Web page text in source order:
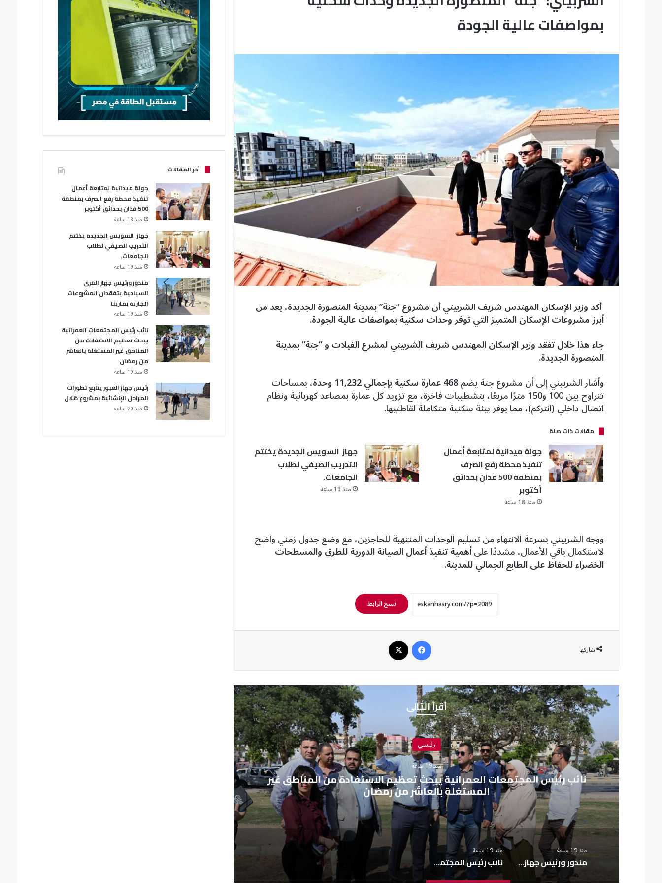
بمواصفات عالية الجودة
أكد وزير الإسكان المهندس شريف الشربينيأن مشروع “جنة” بمدينة المنصورة الجديدة، يعد من
أبرز مشروعات الإسكان المتميز التي توفر وحدات سكنية بمواصفات عالية الجودة.
جاء هذا خلال تفقد وزير الإسكان المهندس شريف الشربيني لمشرع الفيلات و “جنة” بمدينة
المنصورة الجديدة.
وأشار الشربيني إلى أن مشروع جنة يضم468 عمارة سكنية بإجمالي 11,232 وحدة ، بمساحات
تتراوح بين 100 و150 مترًا مربعًا، بتشطيبات فاخرة، مع تزويد كل عمارة بمصاعد كهربائية ونظام
اتصال داخلي (انتركم)، مما يوفر بيئة سكنية متكاملة لقاطنيها.
مقالات ذات صلة
جولة ميدانية لمتابعة أعمال
تنفيذ محطة رفع الصرف
بمنطقة 500 فدان بحدائق
أكتوبر
منذ 18 ساعة
جهاز السويس الجديدة يختتم
التدريب الصيفي لطلاب
الجامعات.
منذ 19 ساعة
ووجه الشربيني بسرعة الانتهاء من تسليم الوحدات المنتهية للحاجزين، مع وضع جدول زمني واضح
لاستكمال باقي الأعمال، مشددًا علىأهمية تنفيذ أعمال الصيانة الدورية للطرق والمسطحات
الخضراء للحفاظ على الطابع الجمالي للمدينة.
نسخ الرابط
شاركها
أقرأ التالي
رئيسي
منذ 19 ساعة
نائب رئيس المجتمعات العمرانية يبحث تعظيم الاستفادة من المناطق غير
المستغلة بالعاشر من رمضان
منذ 19 ساعة
مندور ورئيس جهاز القرى السياحية يتفقدان المشروعات الجارية بمارينا
منذ 19 ساعة
نائب رئيس المجتمعات العمرانية يبحث تعظيم الاستفادة من المناطق غير المستغلة بالعاشر من رمضان
أخر المقالات
جولة ميدانية لمتابعة أعمال
تنفيذ محطة رفع الصرف بمنطقة
500 فدان بحدائق أكتوبر
منذ 18 ساعة
جهاز السويس الجديدة يختتم
التدريب الصيفي لطلاب
الجامعات.
منذ 19 ساعة
مندور ورئيس جهاز القرى
السياحية يتفقدان المشروعات
الجارية بمارينا
منذ 19 ساعة
نائب رئيس المجتمعات العمرانية
يبحث تعظيم الاستفادة من
المناطق غير المستغلة بالعاشر
من رمضان
منذ 19 ساعة
رئيس جهاز العبور يتابع تطورات
المراحل الإنشائية بمشروع ظلال
منذ 20 ساعة